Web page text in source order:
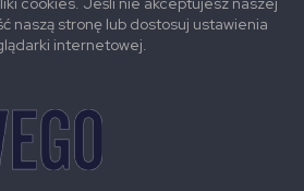
naszą stronę lub dostosuj ustawienia
internetowej.